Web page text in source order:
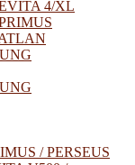
4/XL
/ PERSEUS